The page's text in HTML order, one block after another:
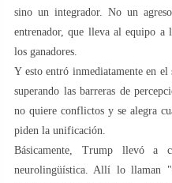
sino un integrador. No un
entrenador, que lleva al equipo
los ganadores.
Y esto entró inmediatamente en el
superando las barreras de
no quiere conflictos y se alegra
piden la unificación.
Básicamente, Trump llevó a
neurolingüística. Allí lo llaman